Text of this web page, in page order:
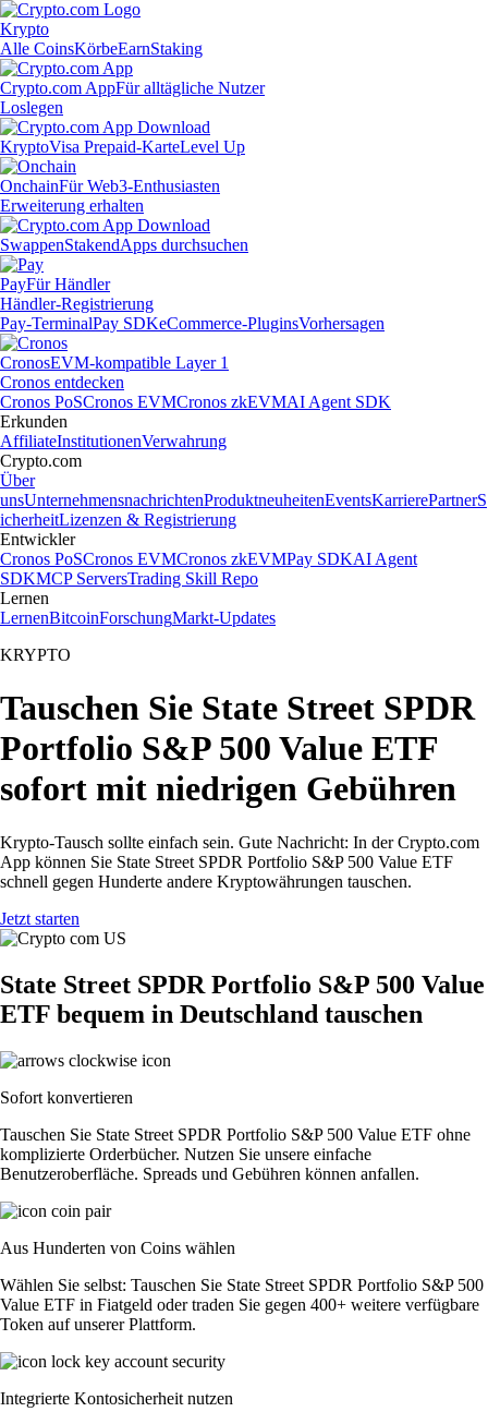
Krypto
Alle CoinsKörbeEarnStaking
Crypto.com AppFür alltägliche Nutzer
Loslegen
KryptoVisa Prepaid-KarteLevel Up
OnchainFür Web3-Enthusiasten
Erweiterung erhalten
SwappenStakendApps durchsuchen
PayFür Händler
Händler-Registrierung
Pay-TerminalPay SDKeCommerce-PluginsVorhersagen
CronosEVM-kompatible Layer 1
Cronos entdecken
Cronos PoSCronos EVMCronos zkEVMAI Agent SDK
Erkunden
AffiliateInstitutionenVerwahrung
Crypto.com
Über
unsUnternehmensnachrichtenProduktneuheitenEventsKarrierePartnerS
icherheitLizenzen & Registrierung
Entwickler
Cronos PoSCronos EVMCronos zkEVMPay SDKAI Agent
SDKMCP ServersTrading Skill Repo
Lernen
LernenBitcoinForschungMarkt-Updates
KRYPTO
Tauschen Sie State Street SPDR
Portfolio S&P 500 Value ETF
sofort mit niedrigen Gebühren
Krypto-Tausch sollte einfach sein. Gute Nachricht: In der Crypto.com
App können Sie State Street SPDR Portfolio S&P 500 Value ETF
schnell gegen Hunderte andere Kryptowährungen tauschen.
Jetzt starten
State Street SPDR Portfolio S&P 500 Value
ETF bequem in Deutschland tauschen
Sofort konvertieren
Tauschen Sie State Street SPDR Portfolio S&P 500 Value ETF ohne
komplizierte Orderbücher. Nutzen Sie unsere einfache
Benutzeroberfläche. Spreads und Gebühren können anfallen.
Aus Hunderten von Coins wählen
Wählen Sie selbst: Tauschen Sie State Street SPDR Portfolio S&P 500
Value ETF in Fiatgeld oder traden Sie gegen 400+ weitere verfügbare
Token auf unserer Plattform.
Integrierte Kontosicherheit nutzen